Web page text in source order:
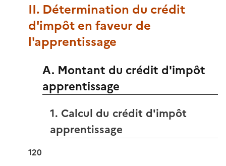
II. Détermination du crédit
d'impôt en faveur de
l'apprentissage
A. Montant du crédit d'impôt
apprentissage
1. Calcul du crédit d'impôt
apprentissage
120